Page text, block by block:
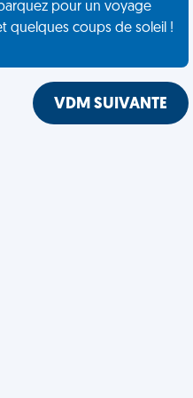
pour un voyage
quelques coups de soleil !
VDM SUIVANTE